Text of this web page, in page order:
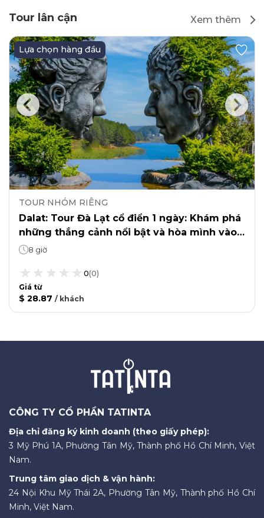
Tour lân cận Xem thêm
Lựa chọn hàng đầu
TOUR NHÓM RIÊNG
Dalat: Tour Đà Lạt cổ điển 1 ngày: Khám phá
những thắng cảnh nổi bật và hòa mình vào
thiên nhiên.
8 giờ
0(0)
Giá từ
$ 28.87 / khách
CÔNG TY CỔ PHẦN TATINTA
Địa chỉ đăng ký kinh doanh (theo giấy phép):
3 Mỹ Phú 1A, Phường Tân Mỹ, Thành phố Hồ Chí Minh, Việt
Nam.
Trung tâm giao dịch & vận hành:
24 Nội Khu Mỹ Thái 2A, Phường Tân Mỹ, Thành phố Hồ Chí
Minh, Việt Nam.